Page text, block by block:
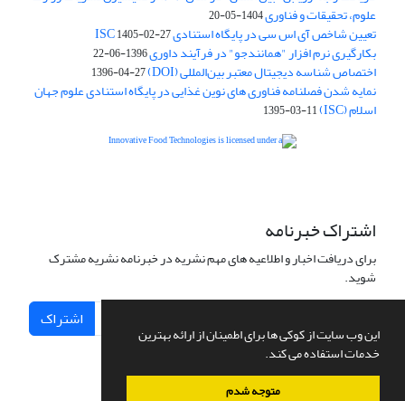
این وب سایت از کوکی ها برای اطمینان از ارائه بهترین
خدمات استفاده می کند.
متوجه شدم
علوم، تحقیقات و فناوری1404-05-20
تعیین شاخص آی اس سی در پایگاه استنادی ISC1405-02-27
بکارگیری نرم افزار "همانندجو" در فرآیند داوری1396-06-22
اختصاص شناسه دیجیتال معتبر بین‌المللی (DOI) 1396-04-27
نمایه شدن فصلنامه فناوری های نوین غذایی در پایگاه استنادی علوم جهان
اسلام (ISC) 1395-03-11
اشتراک خبرنامه
برای دریافت اخبار و اطلاعیه های مهم نشریه در خبرنامه نشریه مشترک
شوید.
اشتراک